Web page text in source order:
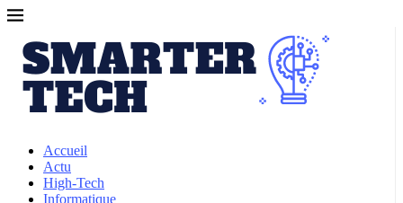
Accueil
Actu
High-Tech
Informatique